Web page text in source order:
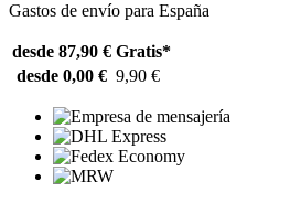
Gastos de envío para España
desde 87,90 € Gratis*
desde 0,00 € 9,90 €